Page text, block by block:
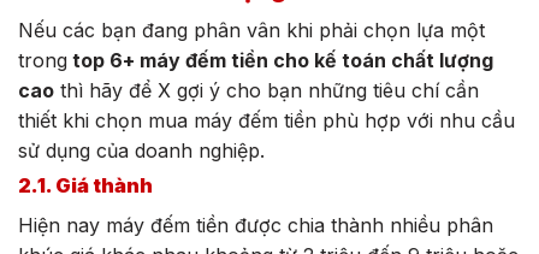
Nếu các bạn đang phân vân khi phải chọn lựa một
trong top 6+ máy đếm tiền cho kế toán chất lượng
cao thì hãy để X gợi ý cho bạn những tiêu chí cần
thiết khi chọn mua máy đếm tiền phù hợp với nhu cầu
sử dụng của doanh nghiệp.
2.1. Giá thành
Hiện nay máy đếm tiền được chia thành nhiều phân